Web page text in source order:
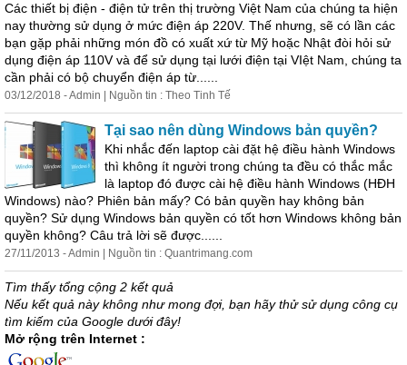
Các thiết bị điện - điện tử trên thị trường Việt Nam của chúng ta hiện
nay thường sử dụng ở mức điện áp 220V. Thế nhưng, sẽ có lần các
bạn gặp phải những món đồ có xuất xứ từ Mỹ hoặc Nhật đòi hỏi sử
dụng điện áp 110V và để sử dụng tại lưới điện tại VIệt Nam, chúng ta
cần phải có bộ chuyển điện áp từ......
03/12/2018 - Admin | Nguồn tin : Theo Tinh Tế
Tại sao nên dùng Windows bản quyền?
Khi nhắc đến laptop cài đặt hệ điều hành Windows
thì không ít người trong chúng ta đều có thắc mắc
là laptop đó được cài hệ điều hành Windows (HĐH
Windows) nào? Phiên bản mấy? Có bản quyền hay không bản
quyền? Sử dụng Windows bản quyền có tốt hơn Windows không bản
quyền không? Câu trả lời sẽ được......
27/11/2013 - Admin | Nguồn tin : Quantrimang.com
Tìm thấy tổng cộng 2 kết quả
Nếu kết quả này không như mong đợi, bạn hãy thử sử dụng công cụ
tìm kiếm của Google dưới đây!
Mở rộng trên Internet :